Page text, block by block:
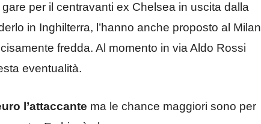
per il centravanti ex Chelsea in uscita dalla
in Inghilterra, l’hanno anche proposto al Milan
fredda. Al momento in via Aldo Rossi
eventualità.
l’attaccante ma le chance maggiori sono per